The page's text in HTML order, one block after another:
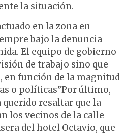
la situación.
en la zona en
bajo la denuncia
El equipo de gobierno
de trabajo sino que
en función de la magnitud
o políticas”Por último,
querido resaltar que la
los vecinos de la calle
del hotel Octavio, que